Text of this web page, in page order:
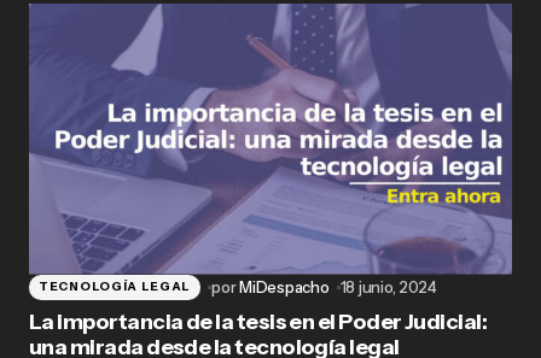
TECNOLOGÍA LEGAL porMiDespacho 18 junio, 2024
La importancia de la tesis en el Poder Judicial:
una mirada desde la tecnología legal